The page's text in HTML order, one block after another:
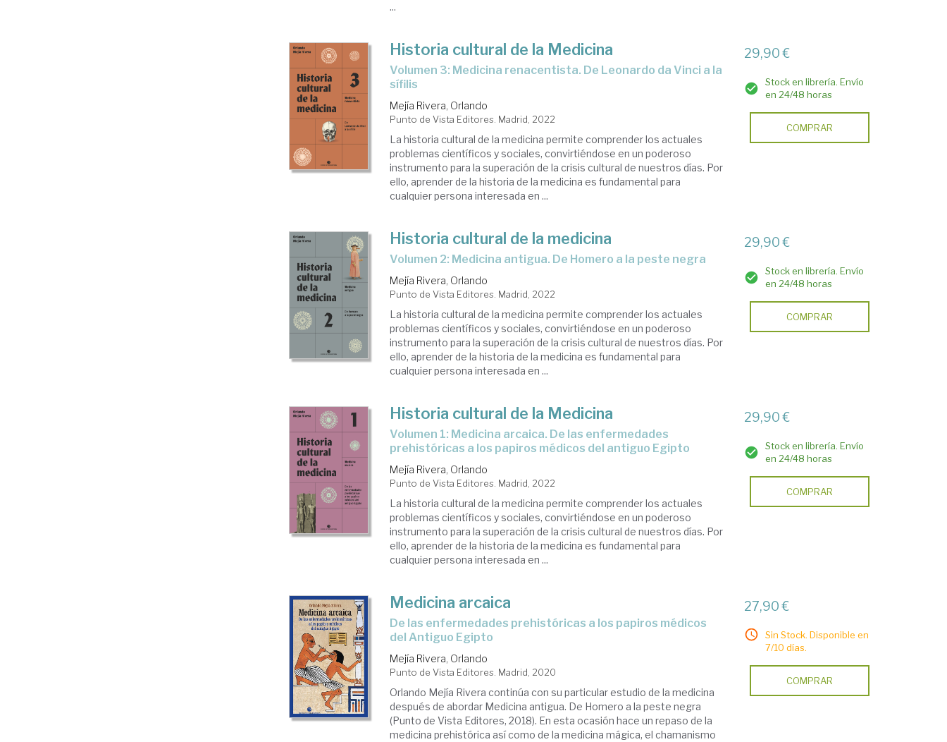
...
Historia cultural de la Medicina
Volumen 3: Medicina renacentista. De Leonardo da Vinci a la
sífilis
Mejía Rivera, Orlando
Punto de Vista Editores. Madrid, 2022
La historia cultural de la medicina permite comprender los actuales
problemas científicos y sociales, convirtiéndose en un poderoso
instrumento para la superación de la crisis cultural de nuestros días. Por
ello, aprender de la historia de la medicina es fundamental para
cualquier persona interesada en ...
29,90 €
Stock en librería. Envío
en 24/48 horas
COMPRAR
Historia cultural de la medicina
Volumen 2: Medicina antigua. De Homero a la peste negra
Mejía Rivera, Orlando
Punto de Vista Editores. Madrid, 2022
La historia cultural de la medicina permite comprender los actuales
problemas científicos y sociales, convirtiéndose en un poderoso
instrumento para la superación de la crisis cultural de nuestros días. Por
ello, aprender de la historia de la medicina es fundamental para
cualquier persona interesada en ...
29,90 €
Stock en librería. Envío
en 24/48 horas
COMPRAR
Historia cultural de la Medicina
Volumen 1: Medicina arcaica. De las enfermedades
prehistóricas a los papiros médicos del antiguo Egipto
Mejía Rivera, Orlando
Punto de Vista Editores. Madrid, 2022
La historia cultural de la medicina permite comprender los actuales
problemas científicos y sociales, convirtiéndose en un poderoso
instrumento para la superación de la crisis cultural de nuestros días. Por
ello, aprender de la historia de la medicina es fundamental para
cualquier persona interesada en ...
29,90 €
Stock en librería. Envío
en 24/48 horas
COMPRAR
Medicina arcaica
de las enfermedades prehistóricas a los papiros médicos
del Antiguo Egipto
Mejía Rivera, Orlando
Punto de Vista Editores. Madrid, 2020
Orlando Mejía Rivera continúa con su particular estudio de la medicina
después de abordar Medicina antigua. De Homero a la peste negra
(Punto de Vista Editores, 2018). En esta ocasión hace un repaso de la
medicina prehistórica así como de la medicina mágica, el chamanismo
27,90 €
Sin Stock. Disponible en
7/10 días.
COMPRAR